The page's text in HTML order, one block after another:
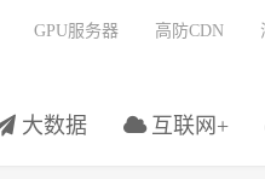
大数据 互联网+
GPU服务器 高防CDN